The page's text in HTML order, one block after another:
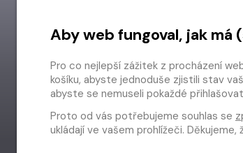
Aby web fungoval, jak má
Pro co nejlepší zážitek z procházení
košíku, abyste jednoduše zjistili stav
abyste se nemuseli pokaždé
Proto od vás potřebujeme souhlas se
ukládají ve vašem prohlížeči.